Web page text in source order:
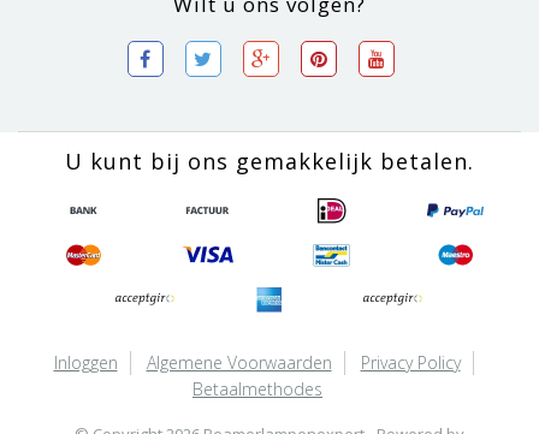
U kunt bij ons gemakkelijk betalen.
Inloggen Algemene Voorwaarden
Privacy Policy
Betaalmethodes